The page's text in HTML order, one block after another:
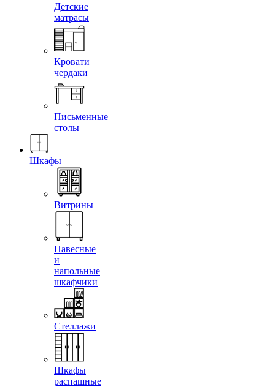
Детские
матрасы
Кровати
чердаки
Письменные
столы
Шкафы
Витрины
Навесные
и
напольные
шкафчики
Стеллажи
Шкафы
распашные